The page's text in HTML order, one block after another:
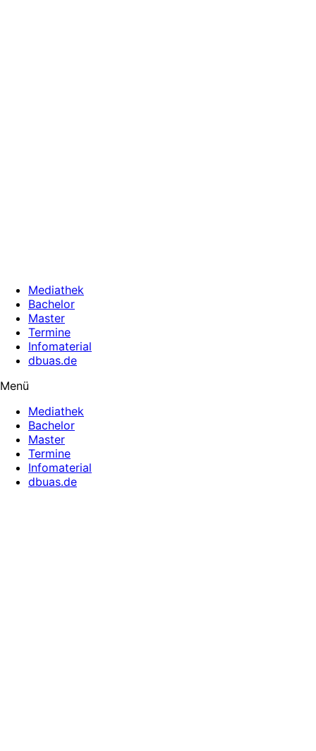
Mediathek
Bachelor
Master
Termine
Infomaterial
dbuas.de
Menü
Mediathek
Bachelor
Master
Termine
Infomaterial
dbuas.de